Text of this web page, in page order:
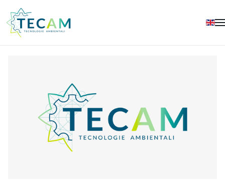
Skip to main content